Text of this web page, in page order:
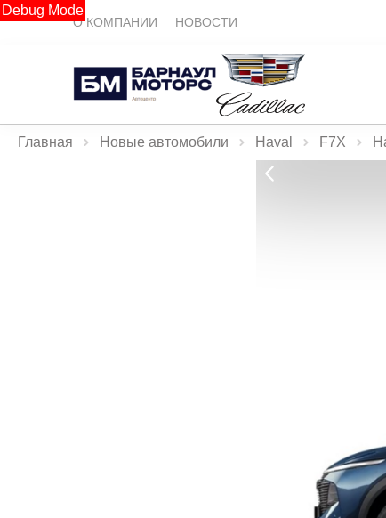
Debug Mode
О КОМПАНИИ НОВОСТИ
Главная Новые автомобили Haval F7X